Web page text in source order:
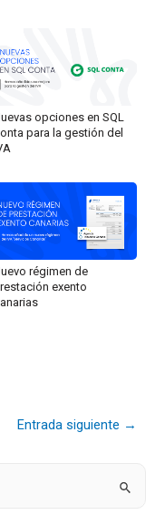
opciones en SQL
para la gestión del
régimen de
exento
Entrada siguiente →